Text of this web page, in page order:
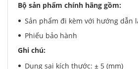
Bộ sản phẩm chính hãng gồm:
Sản phẩm đi kèm với hướng dẫn
Phiếu bảo hành
Ghi chú:
Dung sai kích thước: ± 5 (mm)